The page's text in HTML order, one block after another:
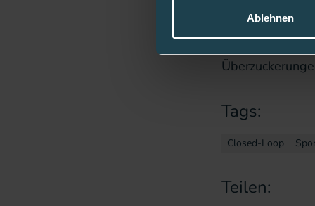
Ablehnen
auf das
Insulinabgabe
Tags:
Closed-Loop
Teilen: